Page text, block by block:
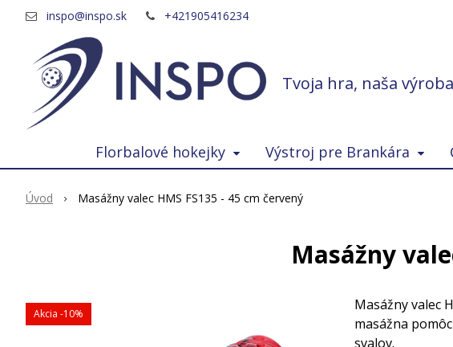
Tvoja hra, naša výroba
inspo@inspo.sk +421905416234
Florbalové hokejky Výstroj pre Brankára
Úvod Masážny valec HMS FS135 - 45 cm červený
Masážny
Akcia -10%
Masážny valec
masážna
svalov.